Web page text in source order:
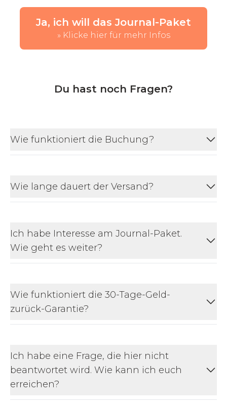
Ja, ich will das Journal-Paket
» Klicke hier für mehr Infos
Du hast noch Fragen?
Wie funktioniert die Buchung?
Wie lange dauert der Versand?
Ich habe Interesse am Journal-Paket.
Wie geht es weiter?
Wie funktioniert die 30-Tage-Geld-
zurück-Garantie?
Ich habe eine Frage, die hier nicht
beantwortet wird. Wie kann ich euch
erreichen?